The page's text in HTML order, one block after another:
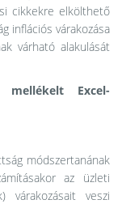
cikkekre elkölthető
inflációs várakozása
várható alakulását
Excel-
módszertanának
az üzleti
várakozásait veszi